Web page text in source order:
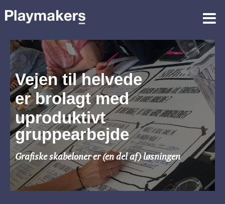
Vejen til helvede
er brolagt med
uproduktivt
gruppearbejde
Grafiske skabeloner er (en del af) løsningen